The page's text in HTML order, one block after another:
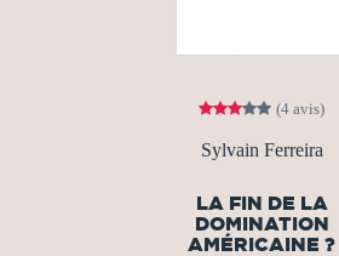
(4 avis)
Sylvain Ferreira
LA FIN DE LA
DOMINATION
AMÉRICAINE ?